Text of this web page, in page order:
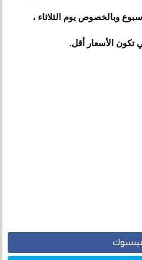
وبالخصوص يوم الثلاثاء ،
تكون الأسعار أقل.